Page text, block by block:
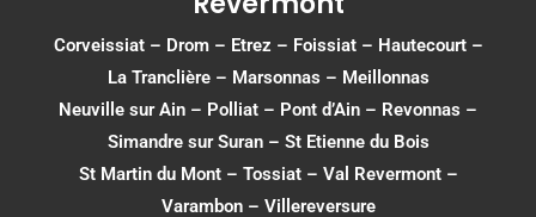
Corveissiat– Drom– Etrez – Foissiat– Hautecourt–
La Tranclière – Marsonnas – Meillonnas
Neuville sur Ain – Polliat – Pont d’Ain – Revonnas –
Simandre sur Suran– St Etienne du Bois
St Martin du Mont– Tossiat– Val Revermont–
Varambon– Villereversure